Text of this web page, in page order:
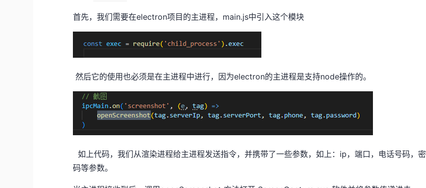
首先，我们需要在electron项目的主进程，main.js中引入这个模块
然后它的使用也必须是在主进程中进行，因为electron的主进程是支持node操作的。
如上代码，我们从渲染进程给主进程发送指令，并携带了一些参数，如上：ip，端口，电话号码，密
码等参数。